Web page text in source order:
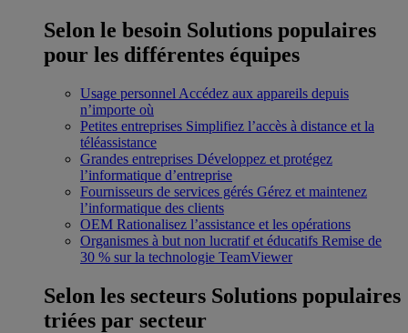
Selon le besoin Solutions populaires
pour les différentes équipes
Usage personnel Accédez aux appareils depuis
n’importe où
Petites entreprises Simplifiez l’accès à distance et la
téléassistance
Grandes entreprises Développez et protégez
l’informatique d’entreprise
Fournisseurs de services gérés Gérez et maintenez
l’informatique des clients
OEM Rationalisez l’assistance et les opérations
Organismes à but non lucratif et éducatifs Remise de
30 % sur la technologie TeamViewer
Selon les secteurs Solutions populaires
triées par secteur